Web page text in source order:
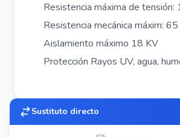
Resistencia máxima de tensión:
Resistencia mecánica máxim:
Aislamiento máximo 18 KV
Protección Rayos UV, agua,
Sustituto directo